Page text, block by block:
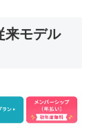
来モデル